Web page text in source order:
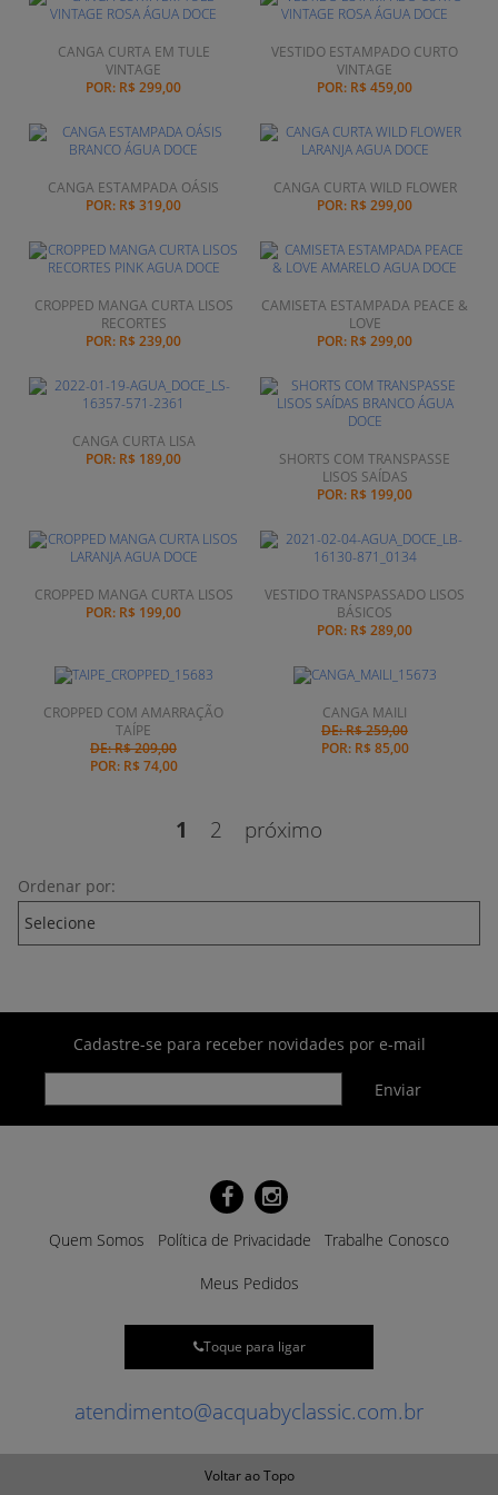
CANGA CURTA EM TULE
VINTAGE
POR: R$ 299,00
VESTIDO ESTAMPADO CURTO
VINTAGE
POR: R$ 459,00
CANGA ESTAMPADA OÁSIS
POR: R$ 319,00
CANGA CURTA WILD FLOWER
POR: R$ 299,00
CROPPED MANGA CURTA LISOS
RECORTES
POR: R$ 239,00
CAMISETA ESTAMPADA PEACE &
LOVE
POR: R$ 299,00
CANGA CURTA LISA
POR: R$ 189,00
SHORTS COM TRANSPASSE
LISOS SAÍDAS
POR: R$ 199,00
CROPPED MANGA CURTA LISOS
POR: R$ 199,00
VESTIDO TRANSPASSADO LISOS
BÁSICOS
POR: R$ 289,00
CROPPED COM AMARRAÇÃO
TAÍPE
DE: R$ 209,00
POR: R$ 74,00
CANGA MAILI
DE: R$ 259,00
POR: R$ 85,00
1 2 próximo
Ordenar por:
Cadastre-se para receber novidades por e-mail
Quem Somos Política de Privacidade Trabalhe Conosco
Meus Pedidos
Toque para ligar
atendimento@acquabyclassic.com.br
Voltar ao Topo